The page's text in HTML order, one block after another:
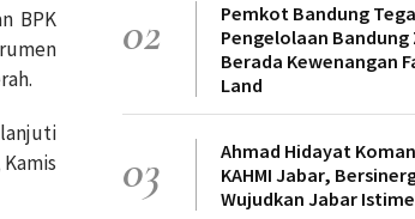
BPK
02
Pemkot Bandung
Pengelolaan Bandung
Berada Kewenangan
Land
03
Ahmad Hidayat
KAHMI Jabar,
Wujudkan Jabar